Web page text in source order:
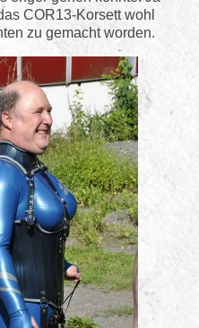
COR13-Korsett wohl
zu gemacht worden.